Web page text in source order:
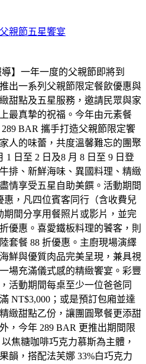
親節五星饗宴
】一年一度的父親節即將到
出一系列父親節限定餐飲優惠與
甜點及五星服務，邀請民眾與家
最真摯的祝福。今年由元素餐
BAR 攜手打造父親節限定饗
人的味蕾，共度溫馨難忘的團聚
1 日至 2 日及8 月 8 日至 9 日登
排、新鮮海味、異國料理、精緻
情享受五星自助美饌。活動期間
惠，凡四位賓客同行（含收費兒
期間分享用餐照片或影片，並完
優惠。喜愛鐵板料理的饕客，則
套餐 88 折優惠。主廚現場演繹
鮮與優質肉品完美呈現，兼具視
場充滿儀式感的精緻饗宴。彩豐
活動期間每桌至少一位爸爸同
NT$3,000；或是預訂包廂並達
緻甜點乙份，讓團圓聚餐更添甜
，今年 289 BAR 更推出期間限
焦糖咖啡巧克力慕斯為主體，
韻，搭配法芙娜 33%白巧克力